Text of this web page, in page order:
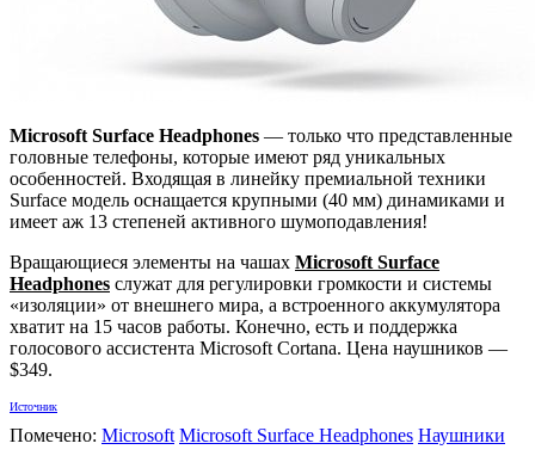
Microsoft Surface Headphones — только что представленные
головные телефоны, которые имеют ряд уникальных
особенностей. Входящая в линейку премиальной техники
Surface модель оснащается крупными (40 мм) динамиками и
имеет аж 13 степеней активного шумоподавления!
Вращающиеся элементы на чашах Microsoft Surface
Headphones служат для регулировки громкости и системы
«изоляции» от внешнего мира, а встроенного аккумулятора
хватит на 15 часов работы. Конечно, есть и поддержка
голосового ассистента Microsoft Cortana. Цена наушников —
$349.
Источник
Помечено: Microsoft Microsoft Surface Headphones Наушники